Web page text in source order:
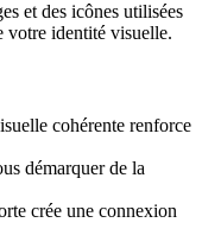
et des icônes utilisées
votre identité visuelle.
cohérente renforce
démarquer de la
crée une connexion